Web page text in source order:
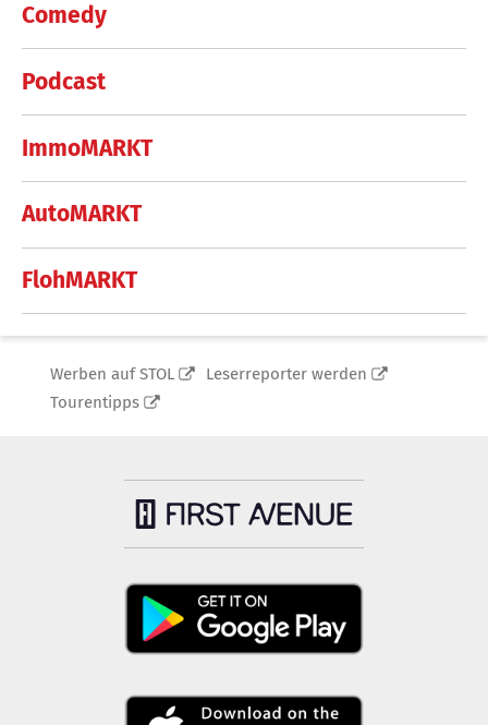
Comedy
Podcast
ImmoMARKT
AutoMARKT
FlohMARKT
Werben auf STOL
Leserreporter werden
Tourentipps